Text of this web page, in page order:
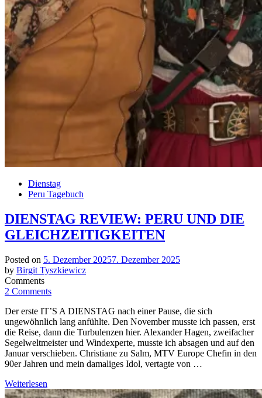
Dienstag
Peru Tagebuch
DIENSTAG REVIEW: PERU UND DIE
GLEICHZEITIGKEITEN
Posted on 5. Dezember 20257. Dezember 2025
by Birgit Tyszkiewicz
Comments
2 Comments
Der erste IT’S A DIENSTAG nach einer Pause, die sich
ungewöhnlich lang anfühlte. Den November musste ich passen, erst
die Reise, dann die Turbulenzen hier. Alexander Hagen, zweifacher
Segelweltmeister und Windexperte, musste ich absagen und auf den
Januar verschieben. Christiane zu Salm, MTV Europe Chefin in den
90er Jahren und mein damaliges Idol, vertagte von …
Weiterlesen